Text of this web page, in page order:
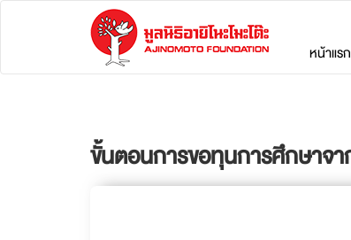
หน้าแรก
ขั้นตอนการขอทุนการศึกษาจา